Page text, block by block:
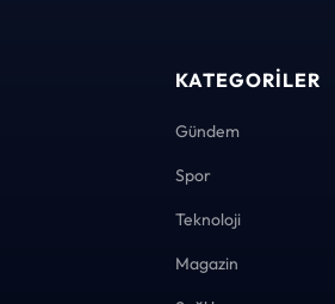
KATEGORILER
Gündem
Spor
Teknoloji
Magazin